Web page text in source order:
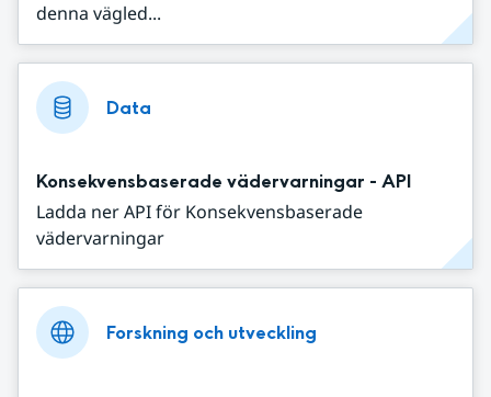
denna vägled...
Data
Konsekvensbaserade vädervarningar - API
Ladda ner API för Konsekvensbaserade
vädervarningar
Forskning och utveckling